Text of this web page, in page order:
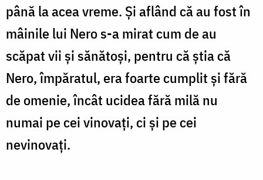
până la acea vreme. Şi aflând că au fost în
mâinile lui Nero s-a mirat cum de au
scăpat vii şi sănătoşi, pentru că ştia că
Nero, împăratul, era foarte cumplit şi fără
de omenie, încât ucidea fără milă nu
numai pe cei vinovaţi, ci şi pe cei
nevinovaţi.